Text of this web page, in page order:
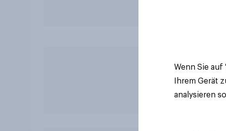
Wenn Sie
Ihrem Gerät
analysieren